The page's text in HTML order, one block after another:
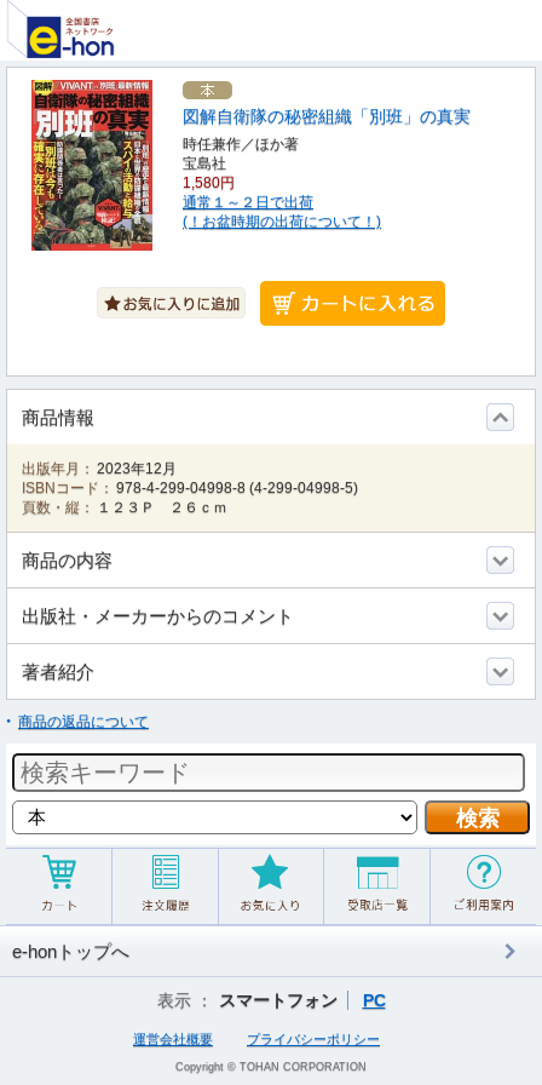
図解自衛隊の秘密組織「別班」の真実
時任兼作／ほか著
宝島社
1,580円
通常１～２日で出荷
(！お盆時期の出荷について！)
商品情報
出版年月： 2023年12月
ISBNコード： 978-4-299-04998-8 (4-299-04998-5)
頁数・縦：
１２３Ｐ ２６ｃｍ
商品の内容
出版社・メーカーからのコメント
著者紹介
商品の返品について
e-honトップへ
表示 ： スマートフォン PC
運営会社概要 プライバシーポリシー
Copyright © TOHAN CORPORATION